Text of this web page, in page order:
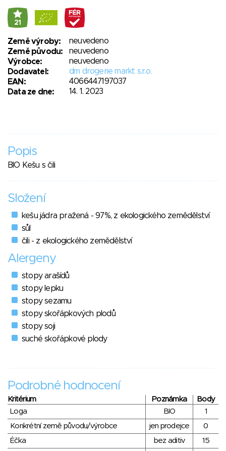
21
Země výroby:
neuvedeno
Země původu:
neuvedeno
Výrobce:
neuvedeno
Dodavatel:
dm drogerie markt s.r.o.
EAN:
4066447197037
Data ze dne:
14. 1. 2023
Popis
BIO Kešu s čili
Složení
kešu jádra pražená - 97%, z ekologického zemědělství
sůl
čili - z ekologického zemědělství
Alergeny
stopy arašídů
stopy lepku
stopy sezamu
stopy skořápkových plodů
stopy soji
suché skořápkové plody
Podrobné hodnocení
Kritérium Poznámka
Body
Loga
BIO
1
Konkrétní země původu/výrobce
jen prodejce
0
Éčka
bez aditiv 15